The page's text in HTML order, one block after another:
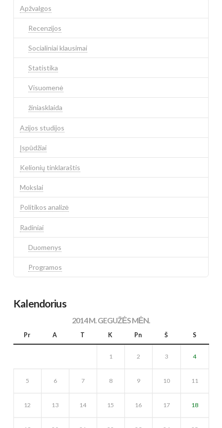
Apžvalgos
Recenzijos
Socialiniai klausimai
Statistika
Visuomenė
žiniasklaida
Azijos studijos
Įspūdžiai
Kelionių tinklaraštis
Mokslai
Politikos analizė
Radiniai
Duomenys
Programos
Kalendorius
2014 M. GEGUŽĖS MĖN.
Pr A T K Pn Š S
1 2 3 4
5 6 7 8 9 10 11
12 13 14 15 16 17 18